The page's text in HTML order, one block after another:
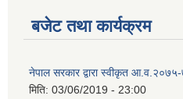
बजेट तथा कार्यक्रम
नेपाल सरकार द्वारा स्वीकृत
मिति: 03/06/2019 - 23:00